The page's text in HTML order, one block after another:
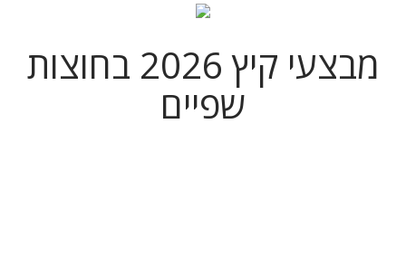
מבצעי קיץ 2026 בחוצות
שפיים